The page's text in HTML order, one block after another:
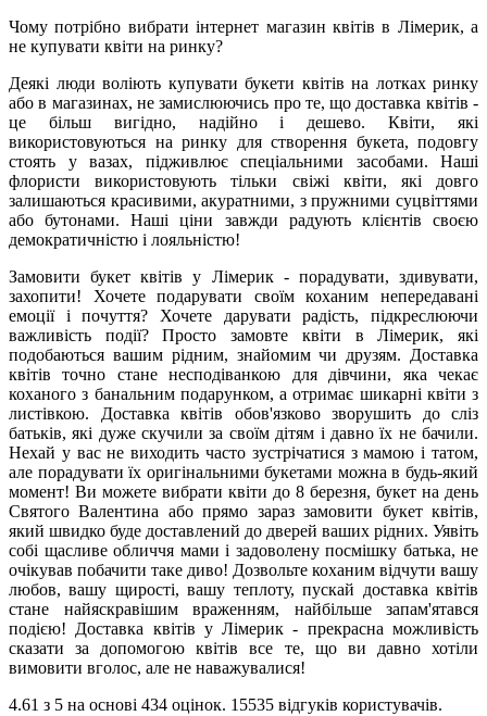
Чому потрібно вибрати інтернет магазин квітів в Лімерик, а
не купувати квіти на ринку?
Деякі люди воліють купувати букети квітів на лотках ринку
або в магазинах, не замислюючись про те, що доставка квітів -
це більш вигідно, надійно і дешево. Квіти, які
використовуються на ринку для створення букета, подовгу
стоять у вазах, підживлює спеціальними засобами. Наші
флористи використовують тільки свіжі квіти, які довго
залишаються красивими, акуратними, з пружними суцвіттями
або бутонами. Наші ціни завжди радують клієнтів своєю
демократичністю і лояльністю!
Замовити букет квітів у Лімерик - порадувати, здивувати,
захопити! Хочете подарувати своїм коханим непередавані
емоції і почуття? Хочете дарувати радість, підкреслюючи
важливість події? Просто замовте квіти в Лімерик, які
подобаються вашим рідним, знайомим чи друзям. Доставка
квітів точно стане несподіванкою для дівчини, яка чекає
коханого з банальним подарунком, а отримає шикарні квіти з
листівкою. Доставка квітів обов'язково зворушить до сліз
батьків, які дуже скучили за своїм дітям і давно їх не бачили.
Нехай у вас не виходить часто зустрічатися з мамою і татом,
але порадувати їх оригінальними букетами можна в будь-який
момент! Ви можете вибрати квіти до 8 березня, букет на день
Святого Валентина або прямо зараз замовити букет квітів,
який швидко буде доставлений до дверей ваших рідних. Уявіть
собі щасливе обличчя мами і задоволену посмішку батька, не
очікував побачити таке диво! Дозвольте коханим відчути вашу
любов, вашу щирості, вашу теплоту, пускай доставка квітів
стане найяскравішим враженням, найбільше запам'ятався
подією! Доставка квітів у Лімерик - прекрасна можливість
сказати за допомогою квітів все те, що ви давно хотіли
вимовити вголос, але не наважувалися!
4.61 з 5 на основi 434 оцiнок. 15535 відгуків користувачiв.